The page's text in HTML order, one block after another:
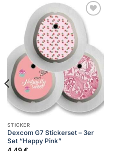
Zur
Wunschliste
hinzufügen
STICKER
Dexcom G7 Stickerset – 3er
Set “Happy Pink”